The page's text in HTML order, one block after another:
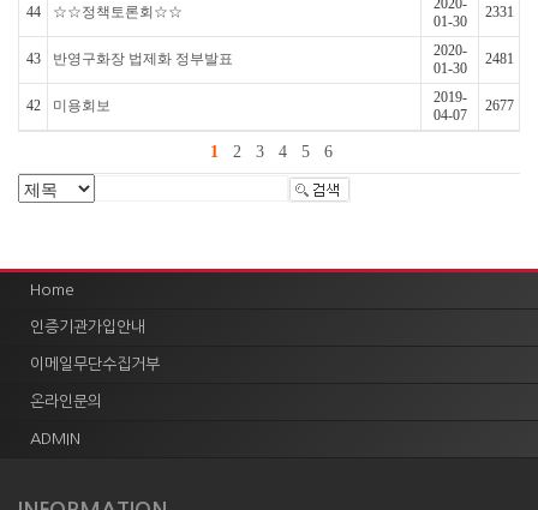
44 ☆☆정책토론회☆☆
2020-
01-30
2331
43 반영구화장 법제화 정부발표
2020-
01-30
2481
42 미용회보
2019-
04-07
2677
1 2 3 4 5 6
Home
인증기관가입안내
이메일무단수집거부
온라인문의
ADMIN